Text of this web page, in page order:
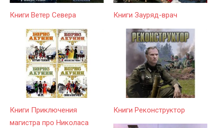
Книги Ветер Севера Книги Зауряд-врач
Книги Приключения
магистра про Николаса
Книги Реконструктор